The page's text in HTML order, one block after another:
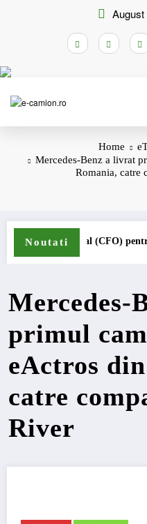
August
Home
Mercedes-Benz a livrat
Romania, catre
Noutati
(CFO) pentru cellcentricIVECO
Mercedes-
primul
eActros
catre
River